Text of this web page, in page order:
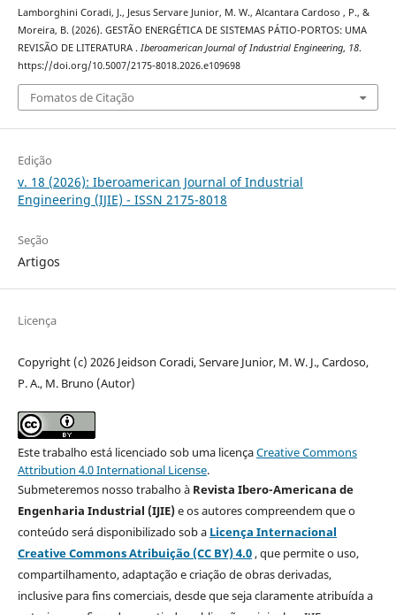
Lamborghini Coradi, J., Jesus Servare Junior, M. W., Alcantara Cardoso , P., &
Moreira, B. (2026). GESTÃO ENERGÉTICA DE SISTEMAS PÁTIO-PORTOS: UMA
REVISÃO DE LITERATURA . Iberoamerican Journal of Industrial Engineering, 18.
https://doi.org/10.5007/2175-8018.2026.e109698
Fomatos de Citação
Edição
v. 18 (2026): Iberoamerican Journal of Industrial
Engineering (IJIE) - ISSN 2175-8018
Seção
Artigos
Licença
Copyright (c) 2026 Jeidson Coradi, Servare Junior, M. W. J., Cardoso,
P. A., M. Bruno (Autor)
Este trabalho está licenciado sob uma licençaCreative Commons
Attribution 4.0 International License.
Submeteremos nosso trabalho à Revista Ibero-Americana de
Engenharia Industrial (IJIE)e os autores compreendem que o
conteúdo será disponibilizado sob a Licença Internacional
Creative Commons Atribuição (CC BY) 4.0, que permite o uso,
compartilhamento, adaptação e criação de obras derivadas,
inclusive para fins comerciais, desde que seja claramente atribuída a